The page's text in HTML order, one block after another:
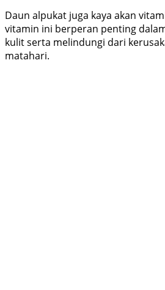
Daun alpukat juga kaya akan
vitamin ini berperan penting
kulit serta melindungi dari
matahari.